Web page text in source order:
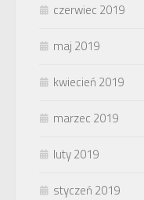
czerwiec 2019
maj 2019
kwiecień 2019
marzec 2019
luty 2019
styczeń 2019